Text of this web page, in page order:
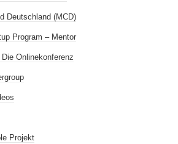
Deutschland (MCD)
Program – Mentor
Onlinekonferenz
Projekt